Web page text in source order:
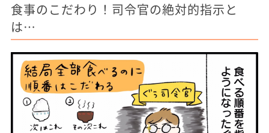
食事のこだわり！司令官の絶対的指示と
は…